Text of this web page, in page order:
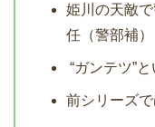
姫川の天敵
任（警部補）
“ガンテツ”
前シリーズ